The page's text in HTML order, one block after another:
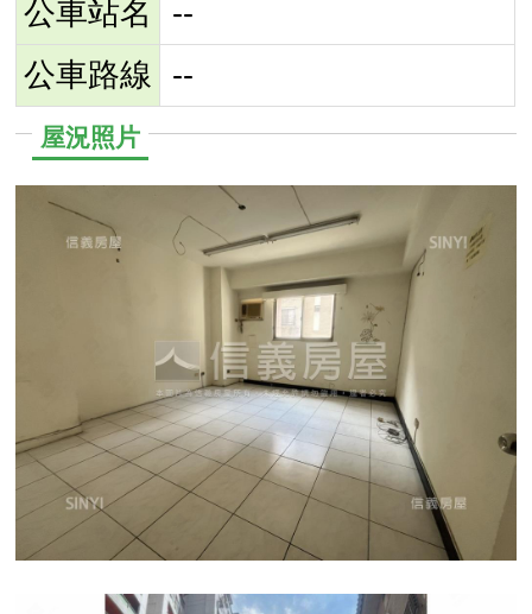
公車站名
--
公車路線
--
屋況照片